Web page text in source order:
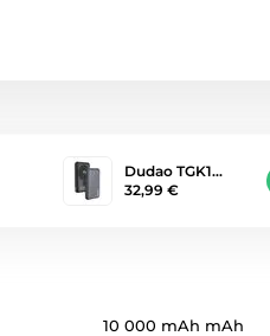
Dudao TGK1…
32,99 €
10 000 mAh mAh